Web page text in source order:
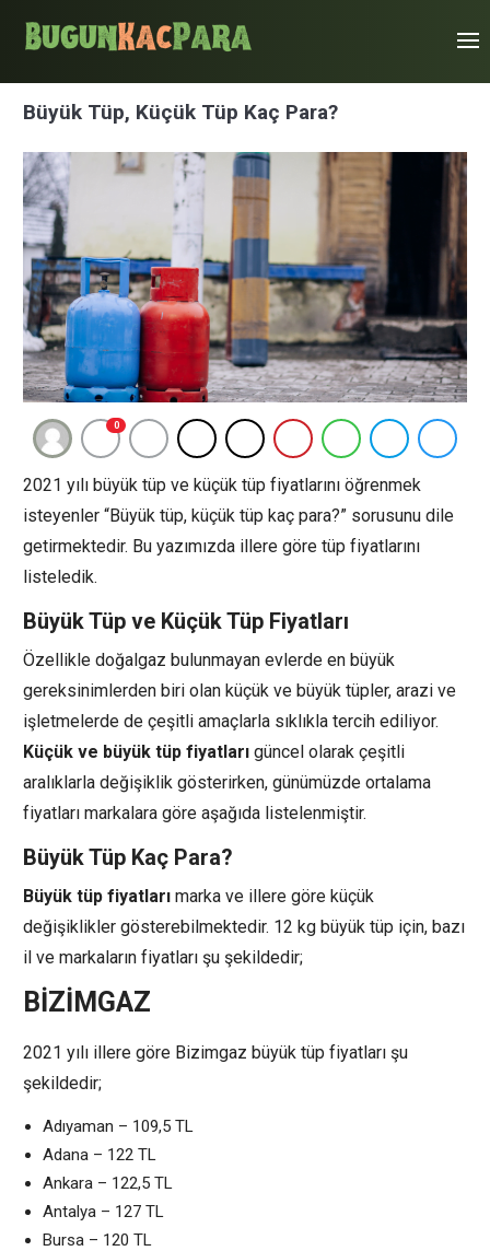
Büyük Tüp, Küçük Tüp Kaç Para?
0
2021 yılı büyük tüp ve küçük tüp fiyatlarını öğrenmek
isteyenler “Büyük tüp, küçük tüp kaç para?” sorusunu dile
getirmektedir. Bu yazımızda illere göre tüp fiyatlarını
listeledik.
Büyük Tüp ve Küçük Tüp Fiyatları
Özellikle doğalgaz bulunmayan evlerde en büyük
gereksinimlerden biri olan küçük ve büyük tüpler, arazi ve
işletmelerde de çeşitli amaçlarla sıklıkla tercih ediliyor.
Küçük ve büyük tüp fiyatları güncel olarak çeşitli
aralıklarla değişiklik gösterirken, günümüzde ortalama
fiyatları markalara göre aşağıda listelenmiştir.
Büyük Tüp Kaç Para?
Büyük tüp fiyatları marka ve illere göre küçük
değişiklikler gösterebilmektedir. 12 kg büyük tüp için, bazı
il ve markaların fiyatları şu şekildedir;
BİZİMGAZ
2021 yılı illere göre Bizimgaz büyük tüp fiyatları şu
şekildedir;
Adıyaman – 109,5 TL
Adana – 122 TL
Ankara – 122,5 TL
Antalya – 127 TL
Bursa – 120 TL